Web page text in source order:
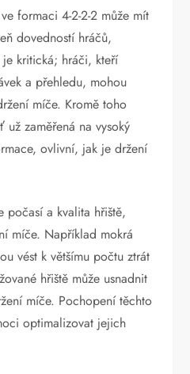
formaci 4-2-2-2 může mít
dovedností hráčů,
je kritická; hráči, kteří
a přehledu, mohou
míče. Kromě toho
zaměřená na vysoký
ovlivní, jak je držení
počasí a kvalita hřiště,
míče. Například mokrá
vést k většímu počtu ztrát
hřiště může usnadnit
míče. Pochopení těchto
optimalizovat jejich